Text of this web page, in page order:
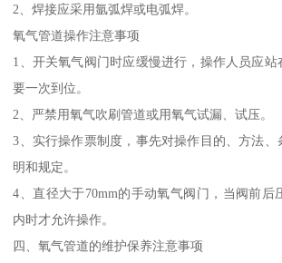
2、焊接应采用氩弧焊或电弧焊。
氧气管道操作注意事项
1、开关氧气阀门时应缓慢进行，操作人员应
要一次到位。
2、严禁用氧气吹刷管道或用氧气试漏、试压。
3、实行操作票制度，事先对操作目的、方法
明和规定。
4、直径大于70mm的手动氧气阀门，当阀前后
内时才允许操作。
四、氧气管道的维护保养注意事项